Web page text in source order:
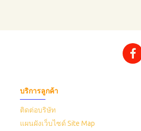
บริการลูกค้า
ติดต่อบริษัท
แผนผังเว็บไซด์ Site Map